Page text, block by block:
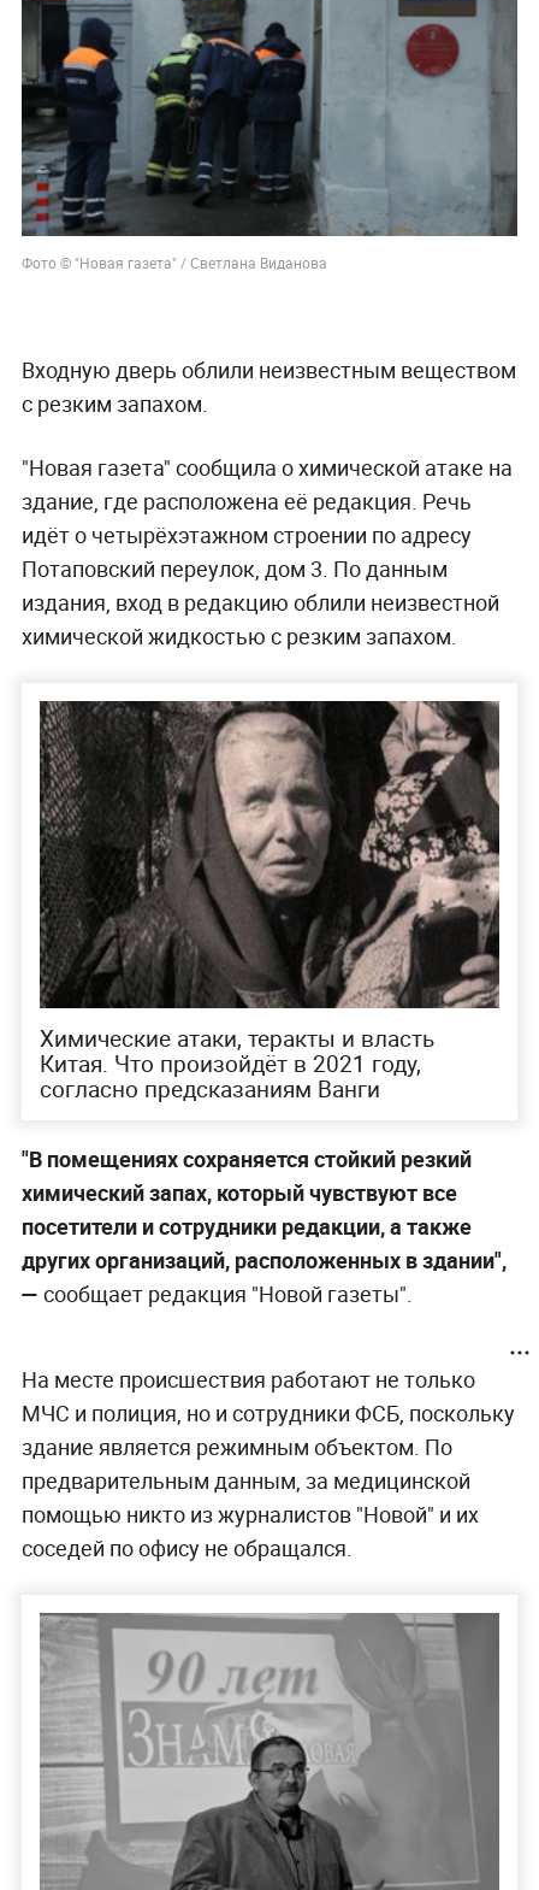
Фото © "Новая газета" / Светлана Виданова
Входную дверь облили неизвестным веществом
с резким запахом.
"Новая газета" сообщила о химической атаке на
здание, где расположена её редакция. Речь
идёт о четырёхэтажном строении по адресу
Потаповский переулок, дом 3. По данным
издания, вход в редакцию облили неизвестной
химической жидкостью с резким запахом.
Химические атаки, теракты и власть
Китая. Что произойдёт в 2021 году,
согласно предсказаниям Ванги
"В помещениях сохраняется стойкий резкий
химический запах, который чувствуют все
посетители и сотрудники редакции, а также
других организаций, расположенных в здании",
— сообщает редакция "Новой газеты".
На месте происшествия работают не только
МЧС и полиция, но и сотрудники ФСБ, поскольку
здание является режимным объектом. По
предварительным данным, за медицинской
помощью никто из журналистов "Новой" и их
соседей по офису не обращался.